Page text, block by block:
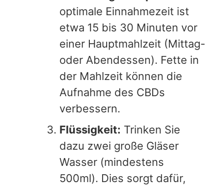
optimale Einnahmezeit ist
etwa 15 bis 30 Minuten vor
einer Hauptmahlzeit (Mittag-
oder Abendessen). Fette in
der Mahlzeit können die
Aufnahme des CBDs
verbessern.
Flüssigkeit: Trinken Sie
dazu zwei große Gläser
Wasser (mindestens
500ml). Dies sorgt dafür,